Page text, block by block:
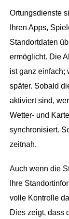
Ortungsdienste
Ihren Apps,
Standortdaten
ermöglicht. Die
ist ganz einfach;
später. Sobald
aktiviert sind,
Wetter- und
synchronisiert.
zeitnah.
Auch wenn die
Ihre
volle Kontrolle
Dies zeigt, dass